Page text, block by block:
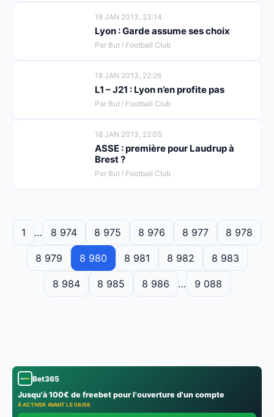
18 JAN 2013, 23:14
Lyon : Garde assume ses choix
Par But ! Football Club
18 JAN 2013, 22:26
L1 – J21 : Lyon n’en profite pas
Par But ! Football Club
18 JAN 2013, 22:05
ASSE : première pour Laudrup à
Brest ?
Par But ! Football Club
1 … 8 974 8 975 8 976 8 977 8 978
8 979 8 980 8 981 8 982 8 983
8 984 8 985 8 986 … 9 088
Bet365
Jusqu'à 100€ de freebet pour l'ouverture d'un compte
À ACTIVER AVANT LE 08/08